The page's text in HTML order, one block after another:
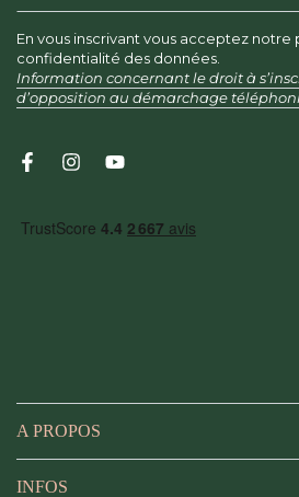
A PROPOS
INFOS
votre
email
ici
En vous inscrivant vous acceptez notre
confidentialité des données.
Information concernant le droit à
d’opposition au démarchage
FacebookInstagramYouTube